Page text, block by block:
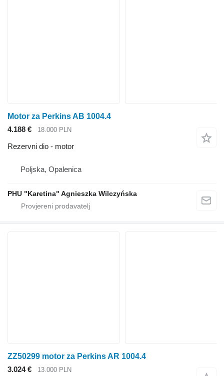
Motor za Perkins AB 1004.4
4.188 €
18.000 PLN
Rezervni dio - motor
Poljska, Opalenica
PHU "Karetina" Agnieszka Wilczyńska
ZZ50299 motor za Perkins AR 1004.4
3.024 €
13.000 PLN